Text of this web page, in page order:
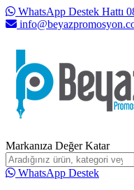
WhatsApp Destek Hattı
Markanıza Değer Katar
WhatsApp Destek